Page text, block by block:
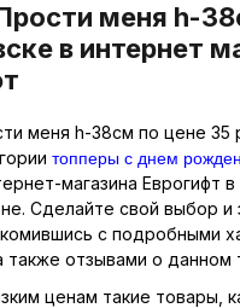
меня h-
в интернет
меня h-38см по цене 35
топперы с днем
магазина Еврогифт
Сделайте свой выбор и
с подробными
также отзывами о данном
ценам такие товары,